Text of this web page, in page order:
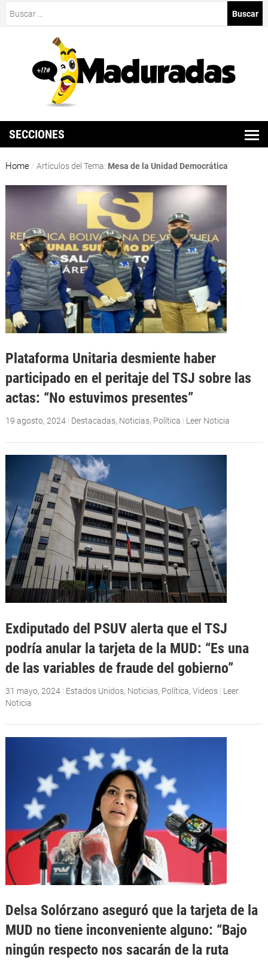
SECCIONES
Home / Artículos del Tema: Mesa de la Unidad Democrática
Plataforma Unitaria desmiente haber
participado en el peritaje del TSJ sobre las
actas: “No estuvimos presentes”
19 agosto, 2024| Destacadas, Noticias, Política | Leer Noticia
Exdiputado del PSUV alerta que el TSJ
podría anular la tarjeta de la MUD: “Es una
de las variables de fraude del gobierno”
31 mayo, 2024| Estados Unidos, Noticias, Política, Videos | Leer
Noticia
Delsa Solórzano aseguró que la tarjeta de la
MUD no tiene inconveniente alguno: “Bajo
ningún respecto nos sacarán de la ruta